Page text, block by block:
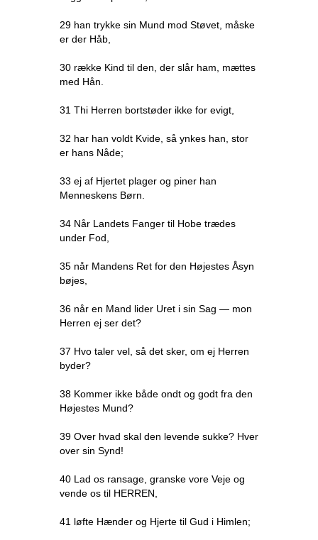
29 han trykke sin Mund mod Støvet, måske
er der Håb,
30 række Kind til den, der slår ham, mættes
med Hån.
31 Thi Herren bortstøder ikke for evigt,
32 har han voldt Kvide, så ynkes han, stor
er hans Nåde;
33 ej af Hjertet plager og piner han
Menneskens Børn.
34 Når Landets Fanger til Hobe trædes
under Fod,
35 når Mandens Ret for den Højestes Åsyn
bøjes,
36 når en Mand lider Uret i sin Sag — mon
Herren ej ser det?
37 Hvo taler vel, så det sker, om ej Herren
byder?
38 Kommer ikke både ondt og godt fra den
Højestes Mund?
39 Over hvad skal den levende sukke? Hver
over sin Synd!
40 Lad os ransage, granske vore Veje og
vende os til HERREN,
41 løfte Hænder og Hjerte til Gud i Himlen;